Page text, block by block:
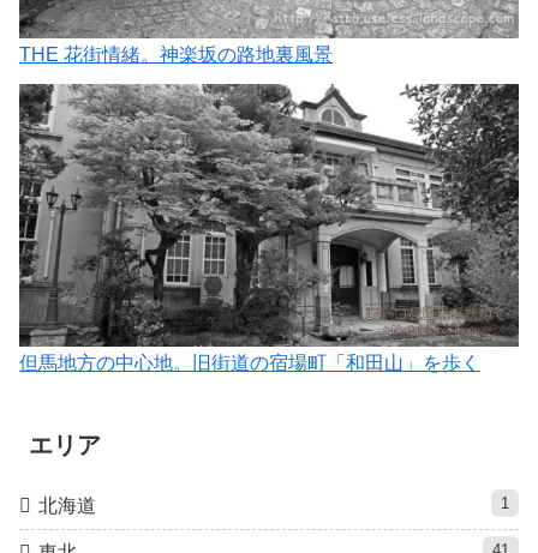
THE 花街情緒。神楽坂の路地裏風景
但馬地方の中心地。旧街道の宿場町「和田山」を歩く
エリア
北海道 1